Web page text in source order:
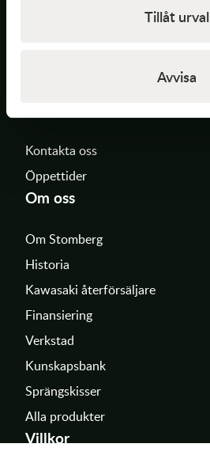
Tillåt urval
Avvisa
Kontakta oss
Öppettider
Om oss
Om Stomberg
Historia
Kawasaki återförsäljare
Finansiering
Verkstad
Kunskapsbank
Sprängskisser
Alla produkter
Villkor